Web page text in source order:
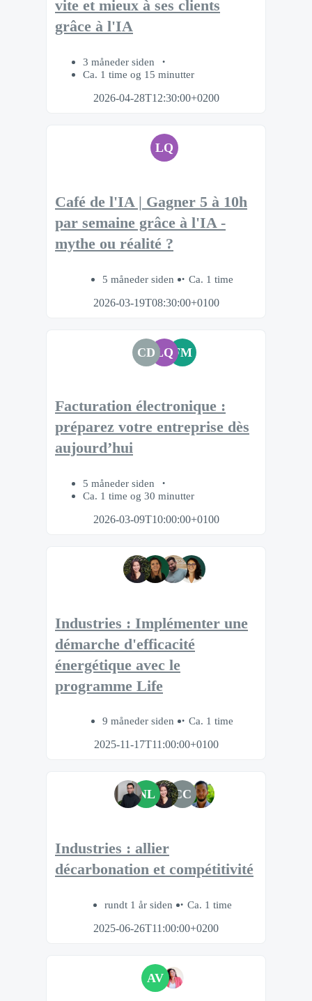
vite et mieux à ses clients
grâce à l'IA
3 måneder siden
Ca. 1 time og 15 minutter
2026-04-28T12:30:00+0200
LQ
Café de l'IA | Gagner 5 à 10h
par semaine grâce à l'IA -
mythe ou réalité ?
5 måneder siden
Ca. 1 time
2026-03-19T08:30:00+0100
CD LQ FM
Facturation électronique :
préparez votre entreprise dès
aujourd’hui
5 måneder siden
Ca. 1 time og 30 minutter
2026-03-09T10:00:00+0100
Industries : Implémenter une
démarche d'efficacité
énergétique avec le
programme Life
9 måneder siden
Ca. 1 time
2025-11-17T11:00:00+0100
NL CC
Industries : allier
décarbonation et compétitivité
rundt 1 år siden
Ca. 1 time
2025-06-26T11:00:00+0200
AV